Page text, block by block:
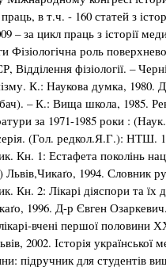
в т.ч. - 160 статей з
– за цикл праць з історії
Фізіологічна роль
фізіології. –
К.: Наукова думка, 1980.
– К.: Вища школа, 1985.
за 1971-1985 роки :
(Гол. редкол.Я.Г.): НТШ.
Кн. 1: Естафета поколінь
1994. Словник
Кн. 2: Лікарі діяспори та
1996. Д-р Євген
вчені першої половини
2002. Історія
підручник для студентів